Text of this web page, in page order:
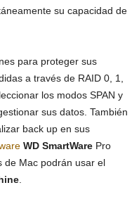
su capacidad de
para proteger sus
a través de RAID 0, 1,
los modos SPAN y
sus datos. También
back up en sus
WD SmartWare Pro
de Mac podrán usar el